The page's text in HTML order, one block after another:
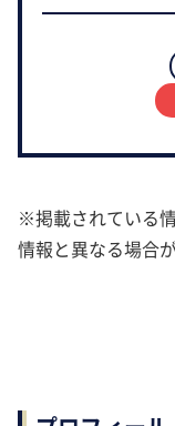
※掲載されている
情報と異なる場合